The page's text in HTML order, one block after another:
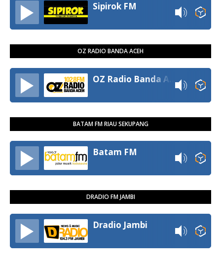
Sipirok FM
OZ RADIO BANDA ACEH
BATAM FM RIAU SEKUPANG
Batam FM
DRADIO FM JAMBI
Dradio Jambi